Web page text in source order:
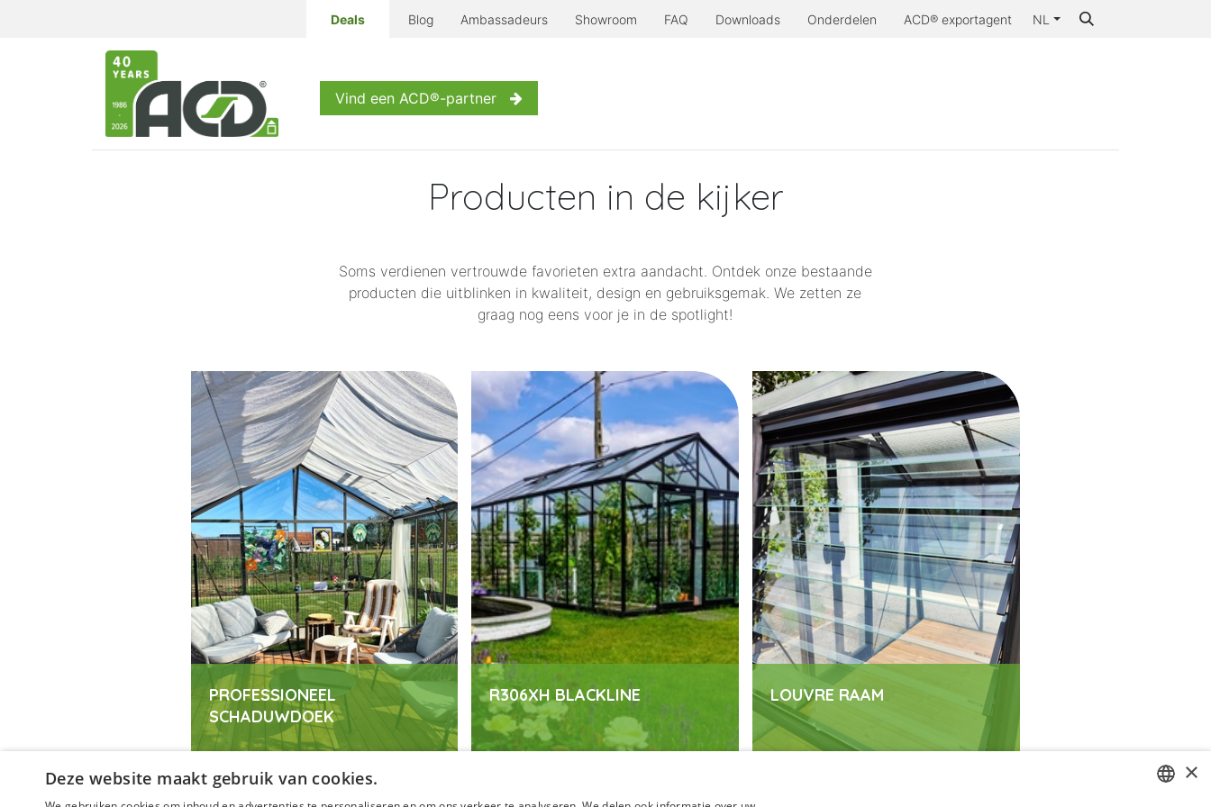
Deals Blog Ambassadeurs Showroom FAQ Downloads Onderdelen ACD® exportagent NL
Vind een ACD®-partner
Producten in de kijker
Soms verdienen vertrouwde favorieten extra aandacht. Ontdek onze bestaande
producten die uitblinken in kwaliteit, design en gebruiksgemak. We zetten ze
graag nog eens voor je in de spotlight!
PROFESSIONEEL
SCHADUWDOEK
R306XH BLACKLINE LOUVRE RAAM
×
Deze website maakt gebruik van cookies.